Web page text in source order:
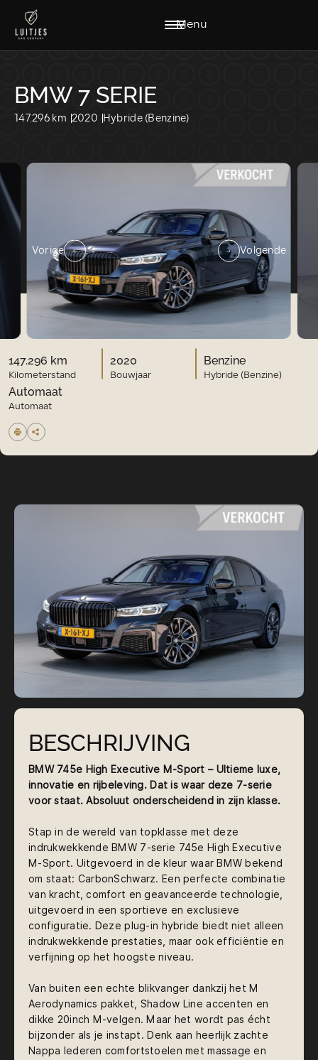
Menu
HOME
AANBOD
WERKPLAATS
CONTACT
CONTACT:
VERKOOP@LUITJESCARCOMPANY.NL
0229-220040
BMW 7 SERIE
147.296 km 2020 Hybride (Benzine)
Vorige Volgende
147.296 km
Kilometerstand
2020
Bouwjaar
Benzine
Hybride (Benzine)
Automaat
Automaat
BESCHRIJVING
BMW 745e High Executive M-Sport – Ultieme luxe,
innovatie en rijbeleving. Dat is waar deze 7-serie
voor staat.Absoluut onderscheidend in zijn klasse.
Stap in de wereld van topklasse met deze
indrukwekkende BMW 7-serie 745e High Executive
M-Sport. Uitgevoerd in de kleur waar BMW bekend
om staat: CarbonSchwarz. Een perfecte combinatie
van kracht, comfort en geavanceerde technologie,
uitgevoerd in een sportieve en exclusieve
configuratie. Deze plug-in hybride biedt niet alleen
indrukwekkende prestaties, maar ook efficiëntie en
verfijning op het hoogste niveau.
Van buiten een echte blikvanger dankzij het M
Aerodynamics pakket, Shadow Line accenten en
dikke 20inch M-velgen. Maar het wordt pas écht
bijzonder als je instapt. Denk aan heerlijk zachte
Nappa lederen comfortstoelen met massage en